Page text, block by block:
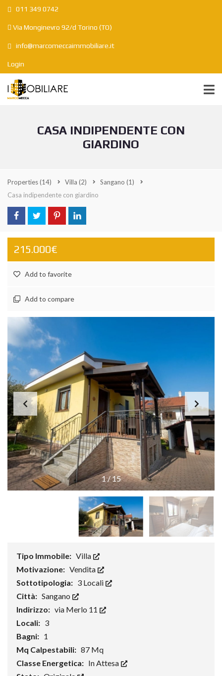
011 349 0742
Via Monginevro 92/d Torino (TO)
info@marcomeccaimmobiliare.it
Login
CASA INDIPENDENTE CON
GIARDINO
Properties(14) Villa (2) Sangano (1)
Casa indipendente con giardino
215.000€
Add to favorite
Add to compare
1/15
Tipo Immobile: Villa
Motivazione: Vendita
Sottotipologia: 3 Locali
Città: Sangano
Indirizzo: via Merlo 11
Locali: 3
Bagni: 1
Mq Calpestabili: 87 Mq
Classe Energetica: In Attesa